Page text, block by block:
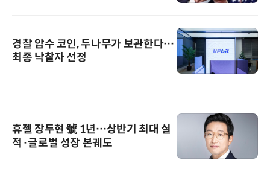
경찰 압수 코인, 두나무가 보관한다…
최종 낙찰자 선정
휴젤 장두현 號 1년…상반기 최대 실
적·글로벌 성장 본궤도